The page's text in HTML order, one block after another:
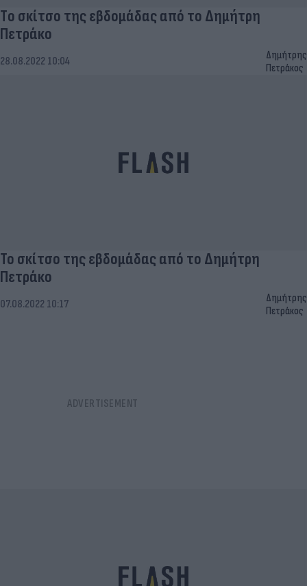
Tο σκίτσο της εβδομάδας από το Δημήτρη
Πετράκο
28.08.2022 10:04
Δημήτρης
Πετράκος
Το σκίτσο της εβδομάδας από το Δημήτρη
Πετράκο
07.08.2022 10:17
Δημήτρης
Πετράκος